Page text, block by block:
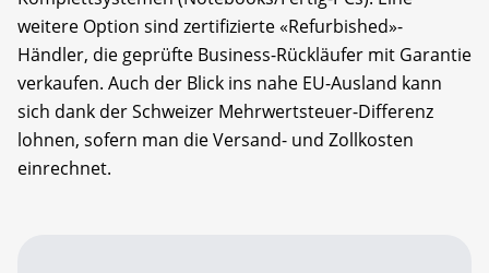
weitere Option sind zertifizierte «Refurbished»-
Händler, die geprüfte Business-Rückläufer mit Garantie
verkaufen. Auch der Blick ins nahe EU-Ausland kann
sich dank der Schweizer Mehrwertsteuer-Differenz
lohnen, sofern man die Versand- und Zollkosten
einrechnet.